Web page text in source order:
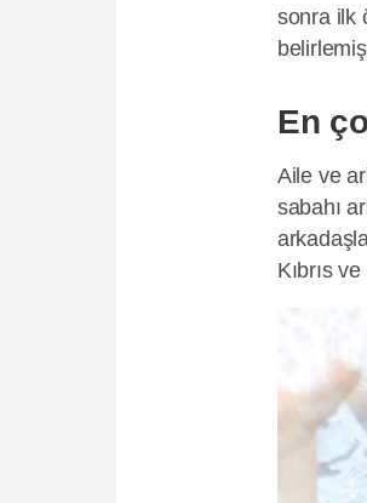
sonra ilk
En
Aile ve
sabahı
Kıbrıs